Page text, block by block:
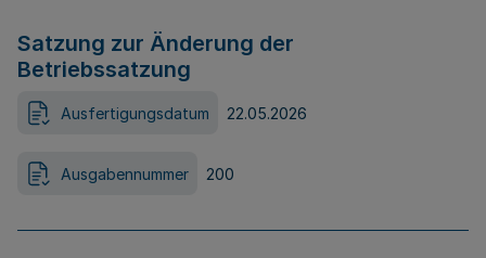
Satzung zur Änderung der
Betriebssatzung
Ausfertigungsdatum 22.05.2026
Ausgabennummer 200